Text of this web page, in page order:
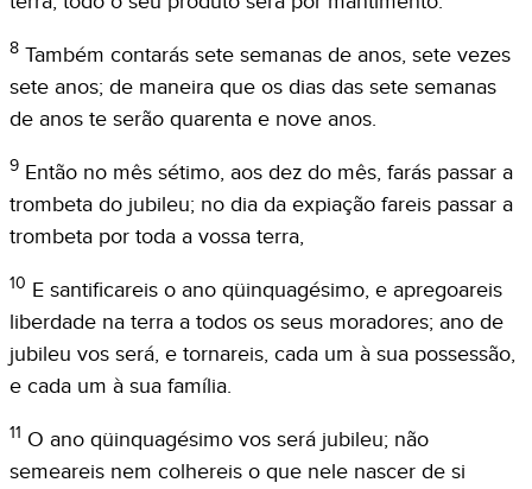
8 Também contarás sete semanas de anos, sete vezes
sete anos; de maneira que os dias das sete semanas
de anos te serão quarenta e nove anos.
9 Então no mês sétimo, aos dez do mês, farás passar a
trombeta do jubileu; no dia da expiação fareis passar a
trombeta por toda a vossa terra,
10 E santificareis o ano qüinquagésimo, e apregoareis
liberdade na terra a todos os seus moradores; ano de
jubileu vos será, e tornareis, cada um à sua possessão,
e cada um à sua família.
11 O ano qüinquagésimo vos será jubileu; não
semeareis nem colhereis o que nele nascer de si